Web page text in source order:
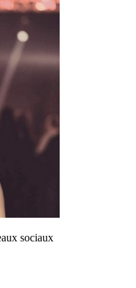
sociaux